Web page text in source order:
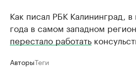
Как писал РБК Калининград,
года в самом западном
перестало работать
АвторыТеги